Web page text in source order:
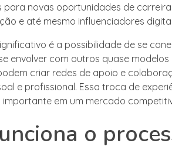
novas oportunidades de
e até mesmo influenciadores
é a possibilidade de se
envolver com outros quase
criar redes de apoio e
e profissional. Essa troca de
importante em um mercado
o